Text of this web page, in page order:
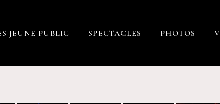
JEUNE PUBLIC SPECTACLES PHOTOS